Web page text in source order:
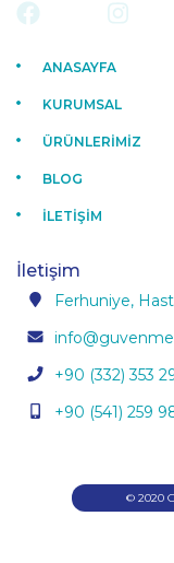
ANASAYFA
KURUMSAL
ÜRÜNLERİMİZ
BLOG
İLETİŞİM
İletişim
Ferhuniye,
+90 (332) 353
+90 (541) 259
© 2020